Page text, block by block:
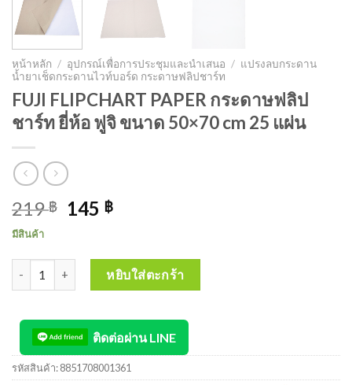
หน้าหลัก / อุปกรณ์เพื่อการประชุมและนำเสนอ / แปรงลบกระดาน
น้ำยาเช็ดกระดานไวท์บอร์ด กระดาษฟลิปชาร์ท
FUJI FLIPCHART PAPER กระดาษฟลิป
ชาร์ท ยี่ห้อ ฟูจิ ขนาด 50×70 cm 25 แผ่น
219฿ 145 ฿
มีสินค้า
จำนวน FUJI FLIPCHART PAPER กระดาษฟลิปชาร์ท ยี่ห้อ ฟูจิ ขนาด
หยิบใส่ตะกร้า
ติดต่อผ่าน LINE
รหัสสินค้า:8851708001361